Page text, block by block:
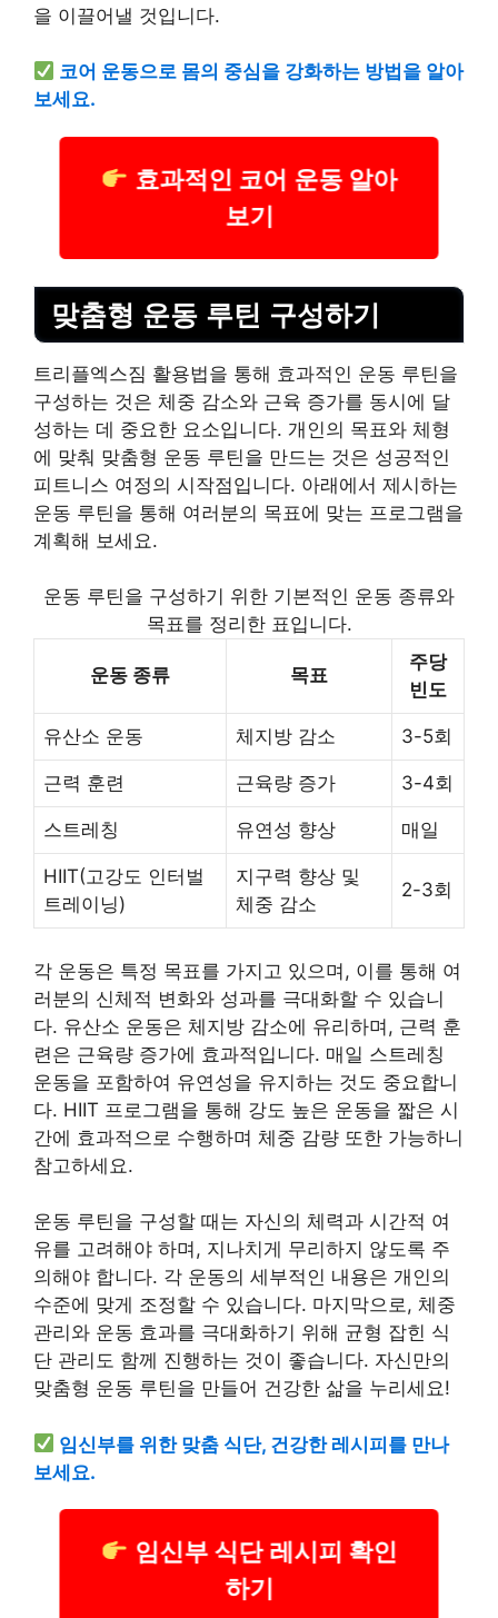
을 이끌어낼 것입니다.
코어 운동으로 몸의 중심을 강화하는 방법을 알아
보세요.
효과적인 코어 운동 알아
보기
맞춤형 운동 루틴 구성하기
트리플엑스짐 활용법을 통해 효과적인 운동 루틴을
구성하는 것은 체중 감소와 근육 증가를 동시에 달
성하는 데 중요한 요소입니다. 개인의 목표와 체형
에 맞춰 맞춤형 운동 루틴을 만드는 것은 성공적인
피트니스 여정의 시작점입니다. 아래에서 제시하는
운동 루틴을 통해 여러분의 목표에 맞는 프로그램을
계획해 보세요.
운동 루틴을 구성하기 위한 기본적인 운동 종류와
목표를 정리한 표입니다.
운동 종류 목표
주당
빈도
유산소 운동 체지방 감소 3-5회
근력 훈련 근육량 증가 3-4회
스트레칭 유연성 향상 매일
HIIT(고강도 인터벌
트레이닝)
지구력 향상 및
체중 감소
2-3회
각 운동은 특정 목표를 가지고 있으며, 이를 통해 여
러분의 신체적 변화와 성과를 극대화할 수 있습니
다. 유산소 운동은 체지방 감소에 유리하며, 근력 훈
련은 근육량 증가에 효과적입니다. 매일 스트레칭
운동을 포함하여 유연성을 유지하는 것도 중요합니
다. HIIT 프로그램을 통해 강도 높은 운동을 짧은 시
간에 효과적으로 수행하며 체중 감량 또한 가능하니
참고하세요.
운동 루틴을 구성할 때는 자신의 체력과 시간적 여
유를 고려해야 하며, 지나치게 무리하지 않도록 주
의해야 합니다. 각 운동의 세부적인 내용은 개인의
수준에 맞게 조정할 수 있습니다. 마지막으로, 체중
관리와 운동 효과를 극대화하기 위해 균형 잡힌 식
단 관리도 함께 진행하는 것이 좋습니다. 자신만의
맞춤형 운동 루틴을 만들어 건강한 삶을 누리세요!
임신부를 위한 맞춤 식단, 건강한 레시피를 만나
보세요.
임신부 식단 레시피 확인
하기